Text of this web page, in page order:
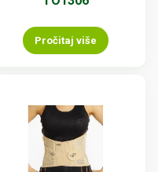
Pročitaj više